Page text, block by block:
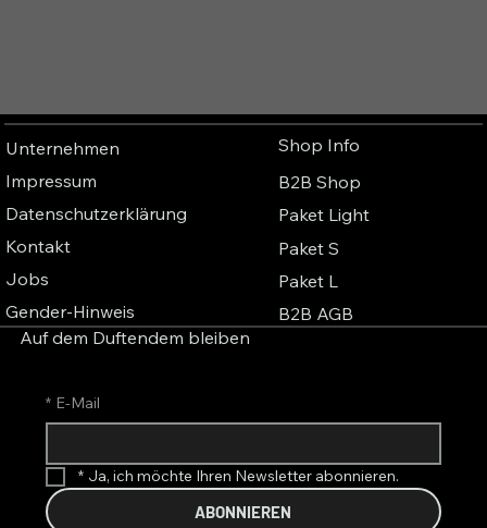
Unternehmen
Impressum
Datenschutzerklärung
Kontakt
Jobs
Gender-Hinweis
Shop Info
B2B Shop
Paket Light
Paket S
Paket L
B2B AGB
Auf dem Duftendem bleiben
* E-Mail
* Ja, ich möchte Ihren Newsletter abonnieren.
ABONNIEREN